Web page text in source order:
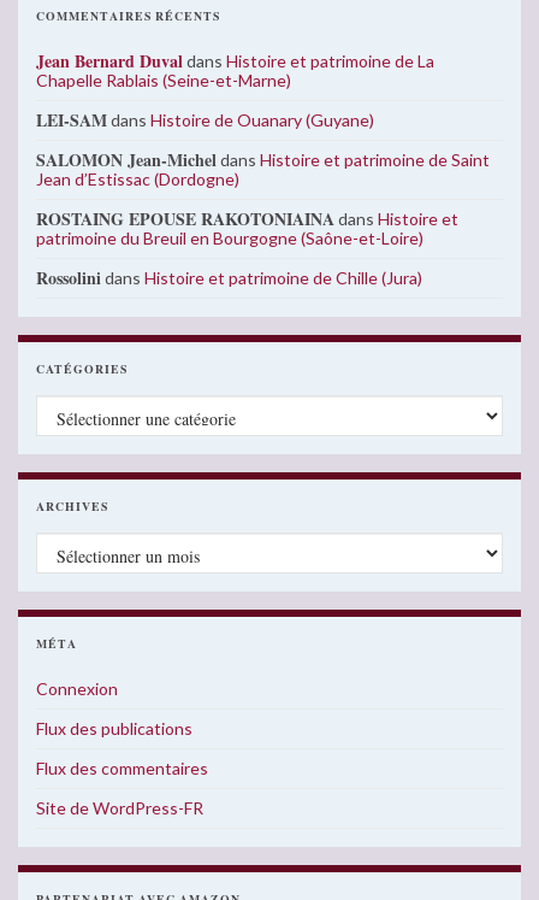
COMMENTAIRES RÉCENTS
Jean Bernard Duvaldans Histoire et patrimoine de La
Chapelle Rablais (Seine-et-Marne)
LEI-SAMdans Histoire de Ouanary (Guyane)
SALOMON Jean-Micheldans Histoire et patrimoine de Saint
Jean d’Estissac (Dordogne)
ROSTAING EPOUSE RAKOTONIAINAdans Histoire et
patrimoine du Breuil en Bourgogne (Saône-et-Loire)
Rossolinidans Histoire et patrimoine de Chille (Jura)
CATÉGORIES
Catégories
ARCHIVES
Archives
MÉTA
Connexion
Flux des publications
Flux des commentaires
Site de WordPress-FR